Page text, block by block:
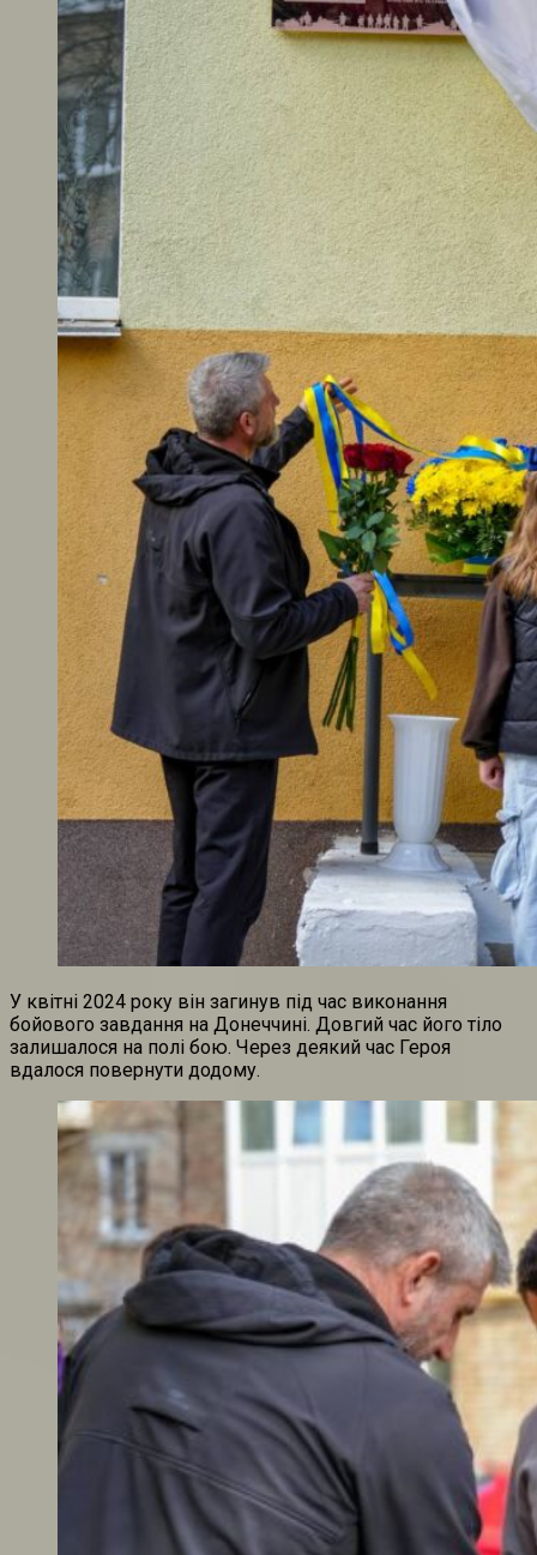
У квітні 2024 року він загинув під час виконання
бойового завдання на Донеччині. Довгий час його тіло
залишалося на полі бою. Через деякий час Героя
вдалося повернути додому.